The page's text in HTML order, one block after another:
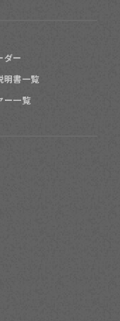
ダー
明書一覧
ー一覧